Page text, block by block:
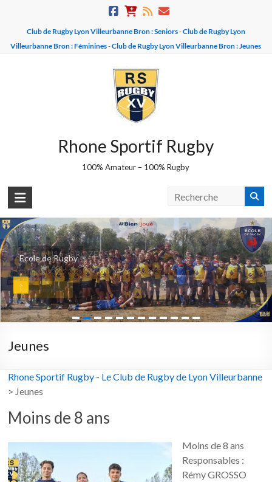
content
Club de Rugby Lyon Villeurbanne Bron : Seniors-Club de Rugby Lyon
Villeurbanne Bron : Féminines-Club de Rugby Lyon Villeurbanne Bron : Jeunes
Rhone Sportif Rugby
100% Amateur – 100% Rugby
Equipe U16 - BROZERS
Champions 2025-2026 - Vice champions 2026-2027 !
Revoir en vidéo >
Ecole de Rugby
>
Jeunes
Rhone Sportif Rugby - Le Club de Rugby de Lyon Villeurbanne
> Jeunes
Moins de 8 ans
Moins de 8 ans
Responsables :
Rémy GROSSO